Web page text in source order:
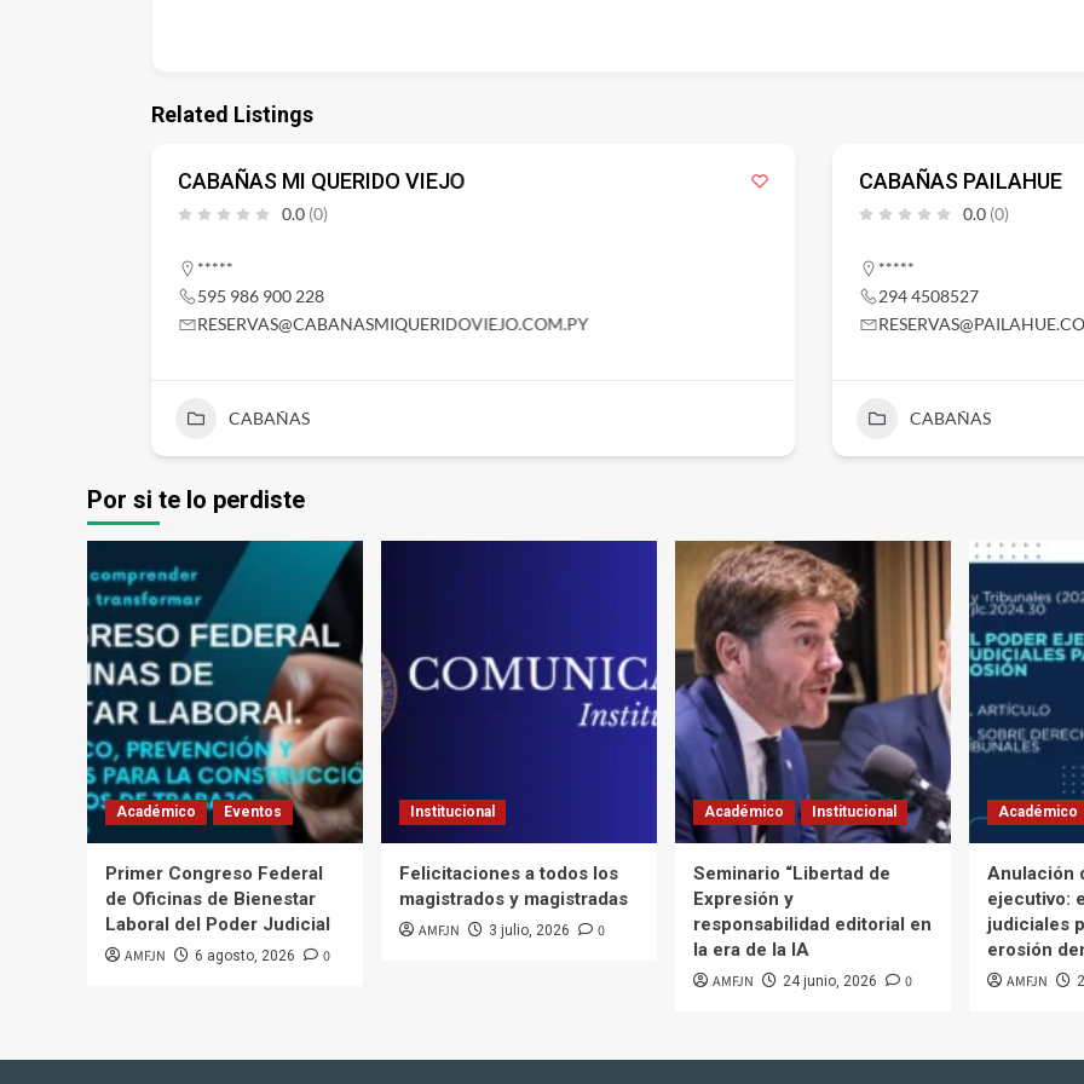
Related Listings
CABAÑAS MI QUERIDO VIEJO
0.0 (0)
*****
595 986 900 228
RESERVAS@CABANASMIQUERIDOVIEJO.COM.PY
CABAÑAS
CABAÑAS PAILAHUE
0.0 (0)
*****
294 4508527
CABAÑAS
Por si te lo perdiste
Académico Eventos
Primer Congreso Federal
de Oficinas de Bienestar
Laboral del Poder Judicial
AMFJN 6 agosto, 2026 0
Institucional
Felicitaciones a todos los
magistrados y magistradas
AMFJN 3 julio, 2026 0
Académico Institucional
Seminario “Libertad de
Expresión y
responsabilidad editorial en
la era de la IA
AMFJN 24 junio, 2026 0
Académico
Anulación
ejecutivo:
judiciales
erosión
AMFJN